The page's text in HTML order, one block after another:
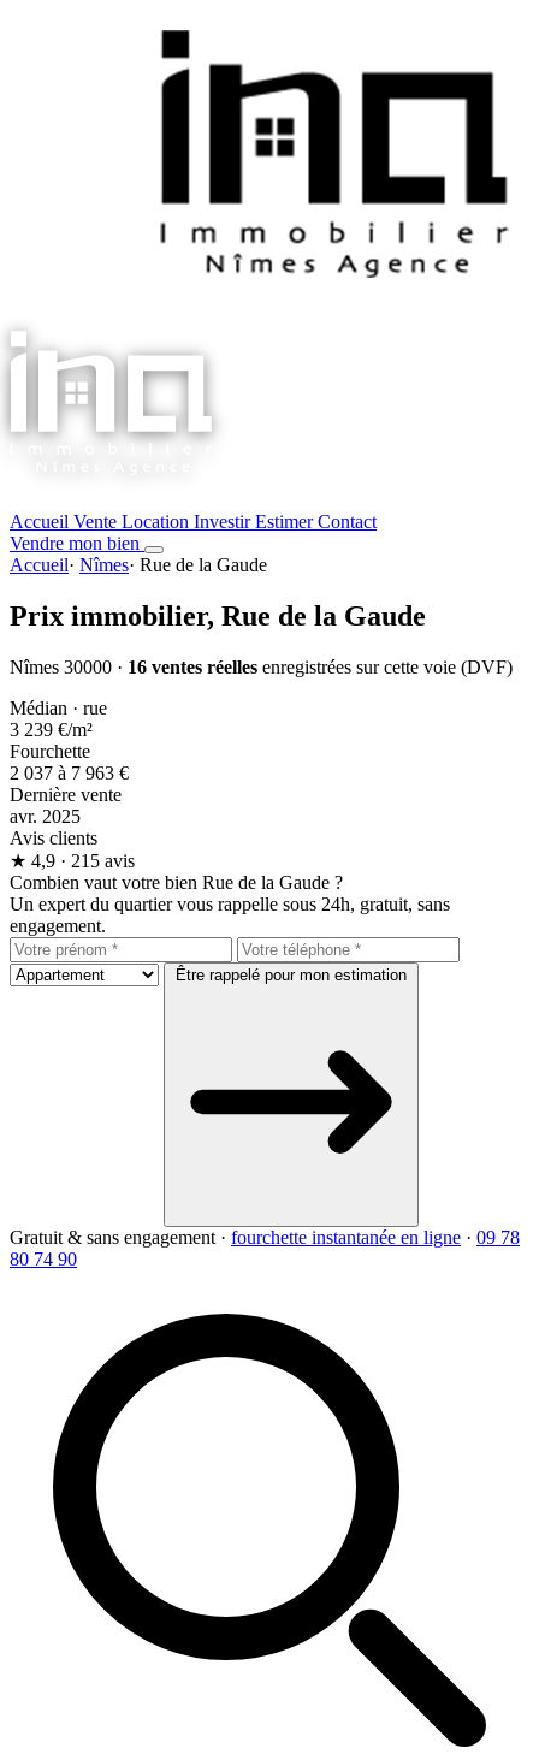
Accueil Vente Location InvestirEstimerContact
Vendre mon bien
Accueil· Nîmes· Rue de la Gaude
Prix immobilier, Rue de la Gaude
Nîmes 30000 · 16 ventes réelles enregistrées sur cette voie (DVF)
Médian · rue
3 239 €/m²
Fourchette
2 037 à 7 963 €
Dernière vente
avr. 2025
Avis clients
★ 4,9 · 215 avis
Combien vaut votre bien Rue de la Gaude ?
Un expert du quartier vous rappelle sous 24h, gratuit, sans
engagement.
Être rappelé pour mon estimation
Gratuit & sans engagement · fourchette instantanée en ligne · 09 78
80 74 90